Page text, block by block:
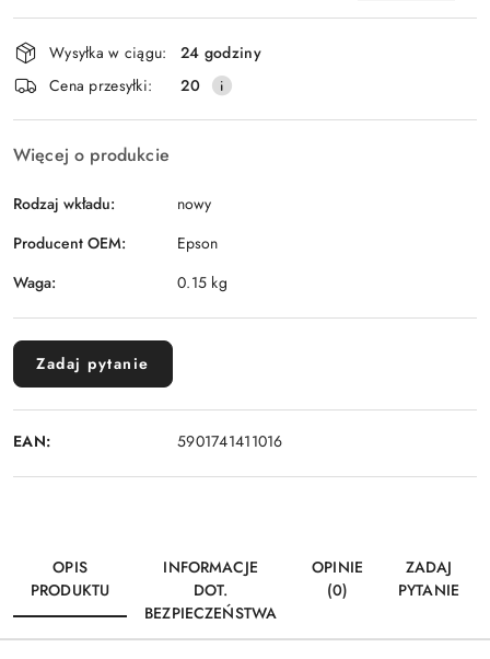
Wyślij
Dostępność
i
dostawa
Wysyłka w ciągu:
24 godziny
Cena przesyłki:
20
Więcej o produkcie
Rodzaj wkładu:
nowy
Producent OEM:
Epson
Waga:
0.15 kg
Zadaj pytanie
EAN: 5901741411016
OPIS
PRODUKTU
INFORMACJE
DOT.
BEZPIECZEŃSTWA
OPINIE
(0)
ZADAJ
PYTANIE